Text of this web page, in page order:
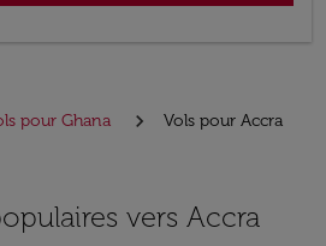
pour Ghana Vols pour Accra
vers Accra